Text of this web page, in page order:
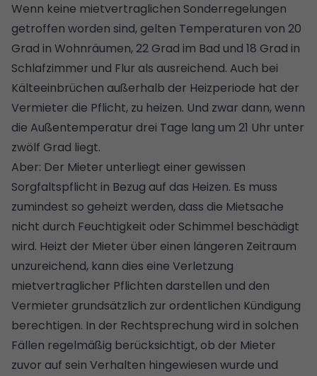
Wenn keine mietvertraglichen Sonderregelungen
getroffen worden sind, gelten Temperaturen von 20
Grad in Wohnräumen, 22 Grad im Bad und 18 Grad in
Schlafzimmer und Flur als ausreichend. Auch bei
Kälteeinbrüchen außerhalb der Heizperiode hat der
Vermieter die Pflicht, zu heizen. Und zwar dann, wenn
die Außentemperatur drei Tage lang um 21 Uhr unter
zwölf Grad liegt.
Aber: Der Mieter unterliegt einer gewissen
Sorgfaltspflicht in Bezug auf das Heizen. Es muss
zumindest so geheizt werden, dass die Mietsache
nicht durch Feuchtigkeit oder Schimmel beschädigt
wird. Heizt der Mieter über einen längeren Zeitraum
unzureichend, kann dies eine Verletzung
mietvertraglicher Pflichten darstellen und den
Vermieter grundsätzlich zur ordentlichen Kündigung
berechtigen. In der Rechtsprechung wird in solchen
Fällen regelmäßig berücksichtigt, ob der Mieter
zuvor auf sein Verhalten hingewiesen wurde und